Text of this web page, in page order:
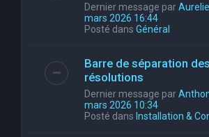
Dernier message par
mars 2026 16:44
Posté dans Général
Barre de séparation des
résolutions
Dernier message par
mars 2026 10:34
Posté dans Installation &